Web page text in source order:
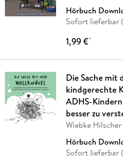
Hörbuch
Sofort lieferbar
1,99 €*
Die Sache mit
kindgerechte
ADHS-
besser zu
Wiebke Hilscher
Hörbuch
Sofort lieferbar